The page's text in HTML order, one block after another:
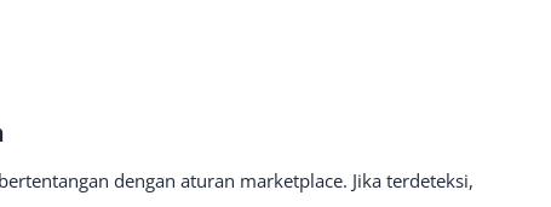
dengan aturan marketplace. Jika terdeteksi,